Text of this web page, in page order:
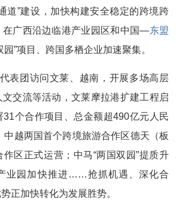
道”建设，加快构建安全稳定的跨境跨
在广西沿边临港产业园区和中国—东盟
”项目、跨国多栖企业加速聚集。
表团访问文莱、越南，开展多场高层
交流等活动，文莱摩拉港扩建工程启
个合作项目、总金额超490亿元人民
中越两国首个跨境旅游合作区德天（板
区正式运营；中马“两国双园”提质升
业园加快推进……抢抓机遇、深化合
正加快转化为发展胜势。